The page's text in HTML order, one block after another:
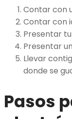
Contar con
Contar con
Presentar
Presentar
Llevar
donde se
Pasos